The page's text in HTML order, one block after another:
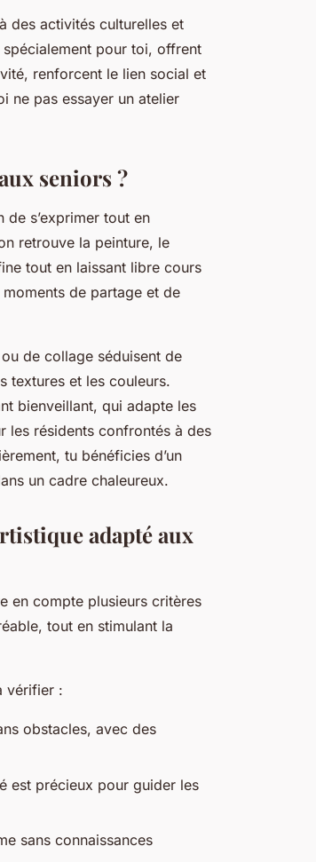
des activités culturelles et
spécialement pour toi, offrent
renforcent le lien social et
ne pas essayer un atelier
seniors ?
s’exprimer tout en
retrouve la peinture, le
tout en laissant libre cours
de partage et de
de collage séduisent de
textures et les couleurs.
bienveillant, qui adapte les
les résidents confrontés à des
tu bénéficies d’un
un cadre chaleureux.
adapté aux
en compte plusieurs critères
tout en stimulant la
vérifier :
obstacles, avec des
est précieux pour guider les
sans connaissances